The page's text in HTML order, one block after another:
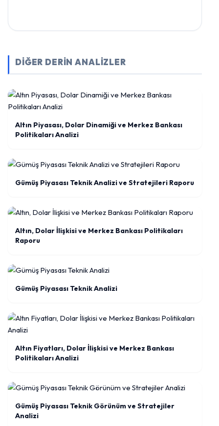
DİĞER DERİN ANALİZLER
Altın Piyasası, Dolar Dinamiği ve Merkez Bankası
Politikaları Analizi
Gümüş Piyasası Teknik Analizi ve Stratejileri Raporu
Altın, Dolar İlişkisi ve Merkez Bankası Politikaları
Raporu
Gümüş Piyasası Teknik Analizi
Altın Fiyatları, Dolar İlişkisi ve Merkez Bankası
Politikaları Analizi
Gümüş Piyasası Teknik Görünüm ve Stratejiler
Analizi